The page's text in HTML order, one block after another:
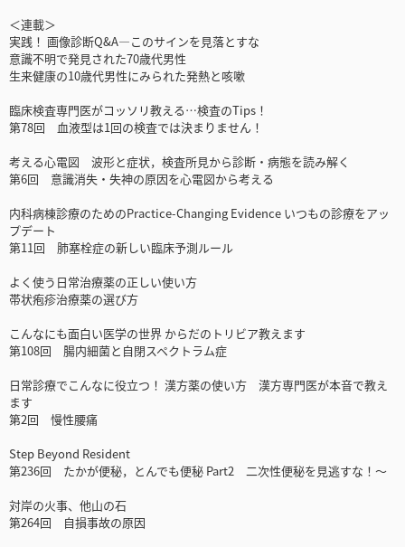
＜連載＞
実践！ 画像診断Q&A―このサインを見落とすな
意識不明で発見された70歳代男性
生来健康の10歳代男性にみられた発熱と咳嗽
臨床検査専門医がコッソリ教える…検査のTips！
第78回 血液型は1回の検査では決まりません！
考える心電図 波形と症状，検査所見から診断・病態を読み解く
第6回 意識消失・失神の原因を心電図から考える
内科病棟診療のためのPractice-Changing Evidence いつもの診療をアッ
プデート
第11回 肺塞栓症の新しい臨床予測ルール
よく使う日常治療薬の正しい使い方
帯状疱疹治療薬の選び方
こんなにも面白い医学の世界 からだのトリビア教えます
第108回 腸内細菌と自閉スペクトラム症
日常診療でこんなに役立つ！ 漢方薬の使い方 漢方専門医が本音で教え
ます
第2回 慢性腰痛
Step Beyond Resident
第236回 たかが便秘，とんでも便秘 Part2 二次性便秘を見逃すな！～
対岸の火事、他山の石
第264回 自損事故の原因